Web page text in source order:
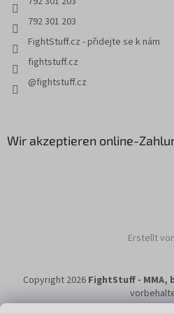
s
792 301 203
FightStuff.cz - přidejte se k nám
fightstuff.cz
@fightstuff.cz
Wir akzeptieren online-
Erstellt
Copyright 2026 FightStuff - MMA,